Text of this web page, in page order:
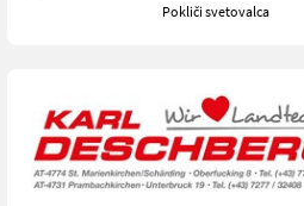
Pokliči svetovalca